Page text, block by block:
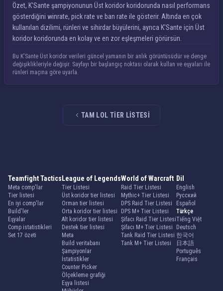
Özet, K'Sante şampiyonunun Üst koridor koridorunda nasıl performans
gösterdiğini winrate, pick rate ve ban rate ile gösterir. Altında en çok
kullanılan dizilimi, rünleri ve sihirdar büyülerini, ayrıca K'Sante için Üst
koridor koridorunda en kolay ve en zor eşleşmeleri görürsün.
Bu K'Sante Üst koridor verileri güncel yamanın bir anlık görüntüsüdür ve denge
değişiklikleriyle değişir. Sayfayı bir başlangıç noktası olarak kullan ve eşyaları ile
rünleri maçına göre uyarla.
TAM LOL TIER LISTESI
Teamfight Tactics
Meta comp'lar
Tier listesi
En iyi comp'lar
Build'ler
Eşyalar
Comp istatistikleri
Set 17 özeti
League of Legends
Tier Listesi
Üst koridor tier listesi
Orman tier listesi
Orta koridor tier listesi
Alt koridor tier listesi
Destek tier listesi
Meta
Build veritabanı
Şampiyonlar
İstatistikler
Counter Picker
Ölçekleme grafiği
Eşya listesi
World of Warcraft
Raid Tier Listesi
Mythic+ Tier Listesi
DPS Raid Tier Listesi
DPS M+ Tier Listesi
Şifacı Raid Tier Listesi
Şifacı M+ Tier Listesi
Tank Raid Tier Listesi
Tank M+ Tier Listesi
Dil
English
Русский
Español
Türkçe
Tiếng Việt
Deutsch
한국어
日本語
Português
Français